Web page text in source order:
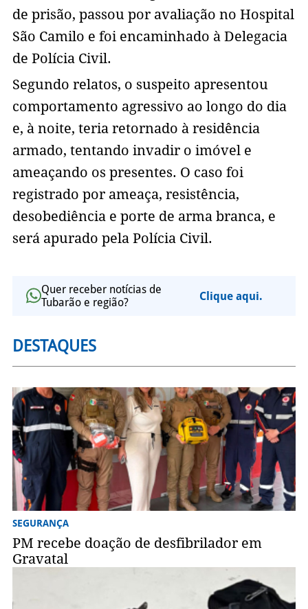
de prisão, passou por avaliação no Hospital
São Camilo e foi encaminhado à Delegacia
de Polícia Civil.
Segundo relatos, o suspeito apresentou
comportamento agressivo ao longo do dia
e, à noite, teria retornado à residência
armado, tentando invadir o imóvel e
ameaçando os presentes. O caso foi
registrado por ameaça, resistência,
desobediência e porte de arma branca, e
será apurado pela Polícia Civil.
Quer receber notícias de
Tubarão e região?
Clique aqui.
DESTAQUES
SEGURANÇA
PM recebe doação de desfibrilador em
Gravatal